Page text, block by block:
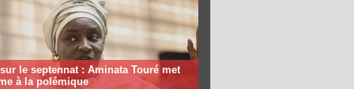
le septennat : Aminata Touré met
à la polémique